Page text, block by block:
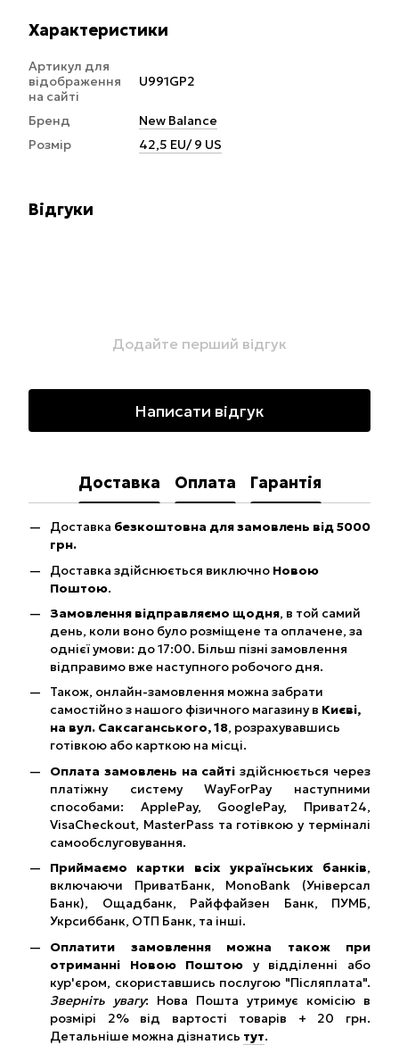
Характеристики
Артикул для
відображення
на сайті
U991GP2
Бренд
New Balance
Розмір
42,5 EU/ 9 US
Відгуки
Додайте перший відгук
Написати відгук
Доставка Оплата Гарантія
Доставка безкоштовна для замовлень від 5000
грн.
Доставка здійснюється виключно Новою
Поштою.
Замовлення відправляємо щодня, в той самий
день, коли воно було розміщене та оплачене, за
однієї умови: до 17:00. Більш пізні замовлення
відправимо вже наступного робочого дня.
Також, онлайн-замовлення можна забрати
самостійно з нашого фізичного магазину в Києві,
на вул. Саксаганського, 18, розрахувавшись
готівкою або карткою на місці.
Оплата замовлень на сайтіздійснюється через
платіжну систему WayForPay наступними
способами: ApplePay, GooglePay, Приват24,
VisaCheckout, MasterPass та готівкою у терміналі
самообслуговування.
Приймаємо картки всіх українських банків,
включаючи ПриватБанк, MonoBank (Універсал
Банк), Ощадбанк, Райффайзен Банк, ПУМБ,
Укрсиббанк, ОТП Банк, та інші.
Оплатити замовлення можна також при
отриманні Новою Поштою у відділенні або
кур'єром, скориставшись послугою "Післяплата".
Зверніть увагу: Нова Пошта утримує комісію в
розмірі 2% від вартості товарів + 20 грн.
Детальніше можна дізнатись тут.